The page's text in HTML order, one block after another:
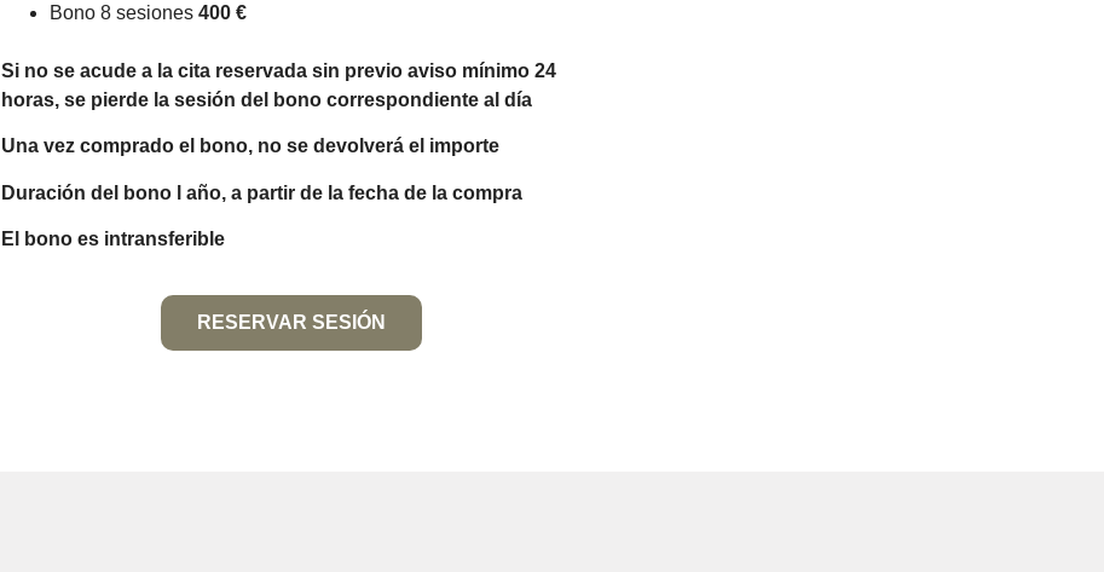
Bono 8 sesiones 400 €
Si no se acude a la cita reservada sin previo aviso mínimo 24
horas, se pierde la sesión del bono correspondiente al día
Una vez comprado el bono, no se devolverá el importe
Duración del bono l año, a partir de la fecha de la compra
El bono es intransferible
RESERVAR SESIÓN